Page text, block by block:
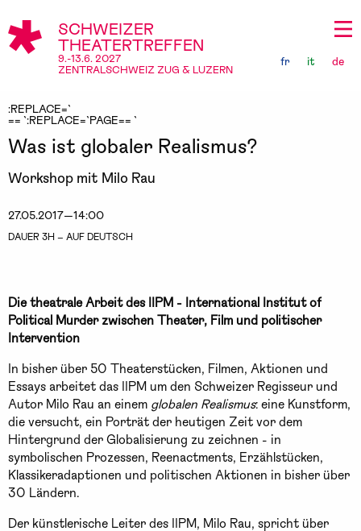
SCHWEIZER
THEATERTREFFEN
9.-13.6. 2027
ZENTRALSCHWEIZ ZUG & LUZERN
fr it de
:REPLACE=`
== `:REPLACE=`PAGE== `
Was ist globaler Realismus?
Workshop mit Milo Rau
27.05.2017—14:00
DAUER 3H – AUF DEUTSCH
Die theatrale Arbeit des IIPM - International Institut of
Political Murder zwischen Theater, Film und politischer
Intervention
In bisher über 50 Theaterstücken, Filmen, Aktionen und
Essays arbeitet das IIPM um den Schweizer Regisseur und
Autor Milo Rau an einem globalen Realismus: eine Kunstform,
die versucht, ein Porträt der heutigen Zeit vor dem
Hintergrund der Globalisierung zu zeichnen - in
symbolischen Prozessen, Reenactments, Erzählstücken,
Klassikeradaptionen und politischen Aktionen in bisher über
30 Ländern.
Der künstlerische Leiter des IIPM, Milo Rau, spricht über